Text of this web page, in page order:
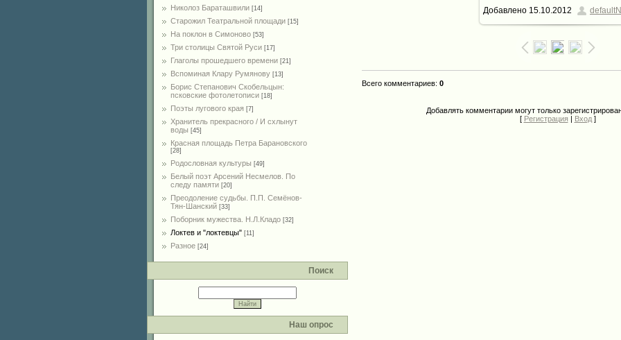
Николоз Бараташвили [14]
Cтарожил Театральной площади [15]
На поклон в Симоново [53]
Три столицы Святой Руси [17]
Глаголы прошедшего времени [21]
Вспоминая Клару Румянову [13]
Борис Степанович Скобельцын:
псковские фотолетописи [18]
Поэты лугового края [7]
Хранитель прекрасного / И схлынут
воды [45]
Красная площадь Петра Барановского
[28]
Родословная культуры [49]
Белый поэт Арсений Несмелов. По
следу памяти [20]
Преодоление судьбы. П.П. Семёнов-
Тян-Шанский [33]
Поборник мужества. Н.Л.Кладо [32]
Локтев и "локтевцы" [11]
Разное [24]
Поиск
Наш опрос
157.5Kb
Добавлено 15.10.2012
Всего комментариев: 0
Добавлять комментарии могут только
[ Регистрация | Вход]